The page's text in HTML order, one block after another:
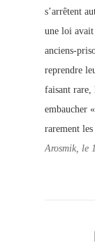
s’arrêtent
une loi
anciens-
reprendre
faisant rare,
embaucher
rarement les
Arosmik, le